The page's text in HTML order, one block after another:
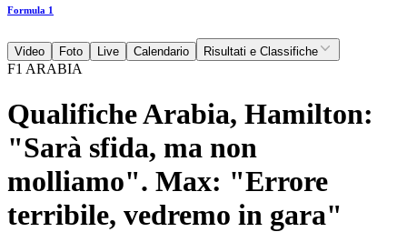
Formula 1
Video Foto Live Calendario Risultati e Classifiche
F1 ARABIA
Qualifiche Arabia, Hamilton:
"Sarà sfida, ma non
molliamo". Max: "Errore
terribile, vedremo in gara"